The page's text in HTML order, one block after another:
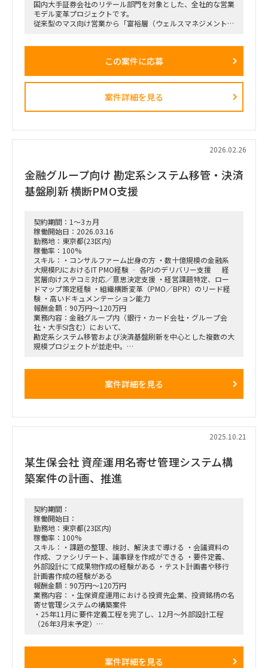
国内大手証券会社のリテール部門を対象とした、全社的な営業
モデル変革プロジェクトです。
従来型のマス向け営業から「富裕層（ウェルスマネジメント）
戦略ファームが描いた絵に留まらず、組織再編、営業プロセス
動変容までを一気通貫で実現することが本プロジェクトの最大
■ 担当いただくポジション・役割
身の企画検討」
単なる進捗管理（事務局型PMO）ではなく、ビジネスと
IT（AI）の両面から中身の議論に入り込み、プロジェクトを実
■ 具体的な業務内容
富裕層向けセグメント戦略、KPI設計、新営業モデル設計など
経営・役員クラスに対する定期的なレポーティングおよび直接
のディスカッション（壁打ち）への参画。
「バディAI」「AIロープレ」「ダッシュボード」等の最先端ツ
ールの要件定義から、それを現場の営業員にどう使わせるか
（行動変容設計）までの定着化支援。
支店長やトップ営業経験を持つクライアント（証券会社側）の
コアメンバーとタッグを組み、現場のリアルな知見を取り込み
ながら実効性の高い設計を行います。
この案件に応募
案件詳細を見る
2026.02.26
金融グループ向け 勘定系システム移管・決済
基盤刷新 横断PMO支援
契約期間：1～3ヵ月
稼働開始日：2026.03.16
勤務地：東京都(23区内)
稼働率：100%
スキル：・コンサルファーム出身の方 ・数十億規模の金融系
大規模PJにおけるIT PMO経験 ‐ 各PJのデリバリー支援 経
営層向けステコミ対応／意思決定支援 ・経営課題特定、ロー
ドマップ策定経験 ・組織横断変革（PMO／BPR）のリード経
験 ・高いドキュメンテーション能力
報酬金額：90万円～120万円
業務内容：金融グループ内（銀行・カード会社・グループ会
社・大手SI含む）において、
勘定系システム移管および決済基盤刷新を中心とした複数の大
規模プロジェクトが並走中。
・経営層（役員～部長級）の意思決定遅延
経営層が迅速かつ適切な判断を行える体制構築をリードいただ
■想定業務：
・全体可視化／ハブ機能の確立
‐ 各PJの進捗・課題・変更の一元管理
‐ 論点整理
‐ 意思決定オプション提示（メリット／デメリット整理）
・経営層へのレポーティングおよび意思決定支援
・ステークホルダー・マネジメント（対内外調整）
・横断PMO体制の設計・高度化
■期間：2026年3月1日～2026年8月31日
※ASAP前倒しの可能性あり
※継続の可能性あり
■出社の仕方について：
ハイブリッド（週2～3日出社想定／東京）
案件詳細を見る
2025.10.21
某生保会社 資産運用名寄せ管理システム構
築案件の計画、推進
契約期間：
稼働開始日：
勤務地：東京都(23区内)
稼働率：100%
スキル：・課題の整理、検討、解決まで導ける ・会議資料の
作成、ファシリテート、議事録を作成ができる ・要件定義、
外部設計にて成果物作成の経験がある ・テスト計画書や移行
計画書作成の経験がある
報酬金額：90万円～120万円
業務内容：・生保資産運用における投資先企業、投資銘柄の名
寄せ管理システムの構築案件
・25年11月に要件定義工程を完了し、12月～外部設計工程
（26年3月末予定）
案件詳細を見る